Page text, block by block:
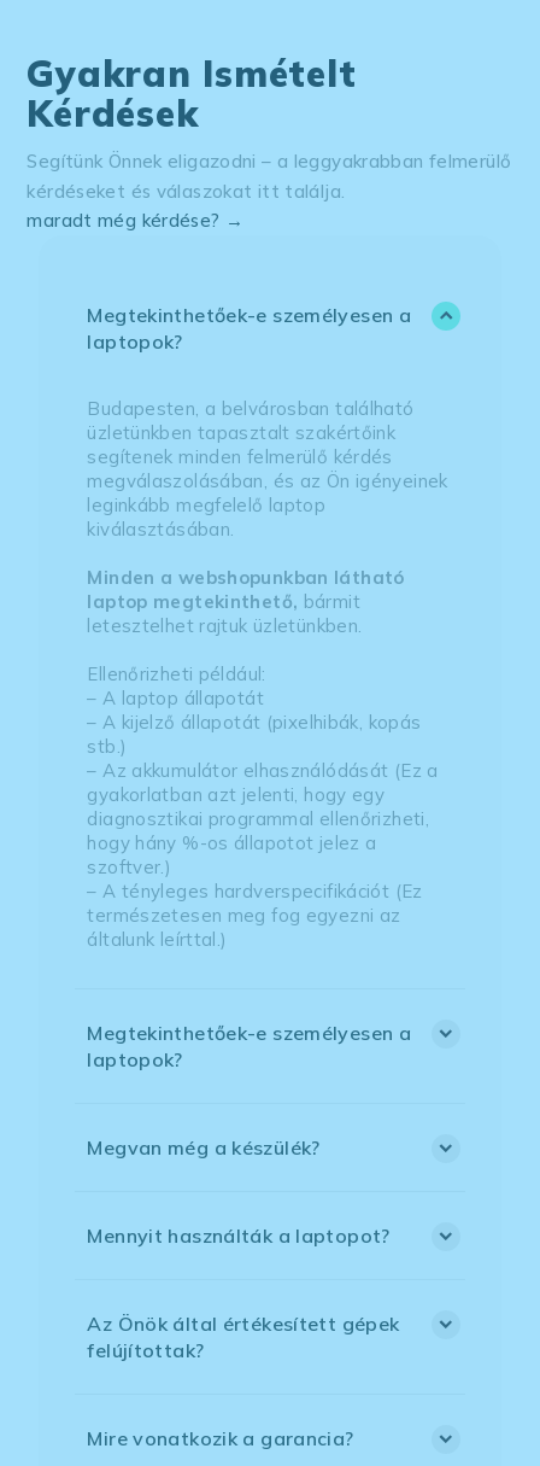
Gyakran Ismételt
Kérdések
Segítünk Önnek eligazodni – a leggyakrabban felmerülő
kérdéseket és válaszokat itt találja.
maradt még kérdése? →
Megtekinthetőek-e személyesen a
laptopok?
Budapesten, a belvárosban található
üzletünkben tapasztalt szakértőink
segítenek minden felmerülő kérdés
megválaszolásában, és az Ön igényeinek
leginkább megfelelő laptop
kiválasztásában.
Minden a webshopunkban látható
laptop megtekinthető, bármit
letesztelhet rajtuk üzletünkben.
Ellenőrizheti például:
– A laptop állapotát
– A kijelző állapotát (pixelhibák, kopás
stb.)
– Az akkumulátor elhasználódását (Ez a
gyakorlatban azt jelenti, hogy egy
diagnosztikai programmal ellenőrizheti,
hogy hány %-os állapotot jelez a
szoftver.)
– A tényleges hardverspecifikációt (Ez
természetesen meg fog egyezni az
általunk leírttal.)
Megtekinthetőek-e személyesen a
laptopok?
Megvan még a készülék?
Mennyit használták a laptopot?
Az Önök által értékesített gépek
felújítottak?
Mire vonatkozik a garancia?